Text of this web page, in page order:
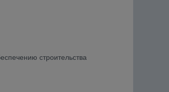
строительства